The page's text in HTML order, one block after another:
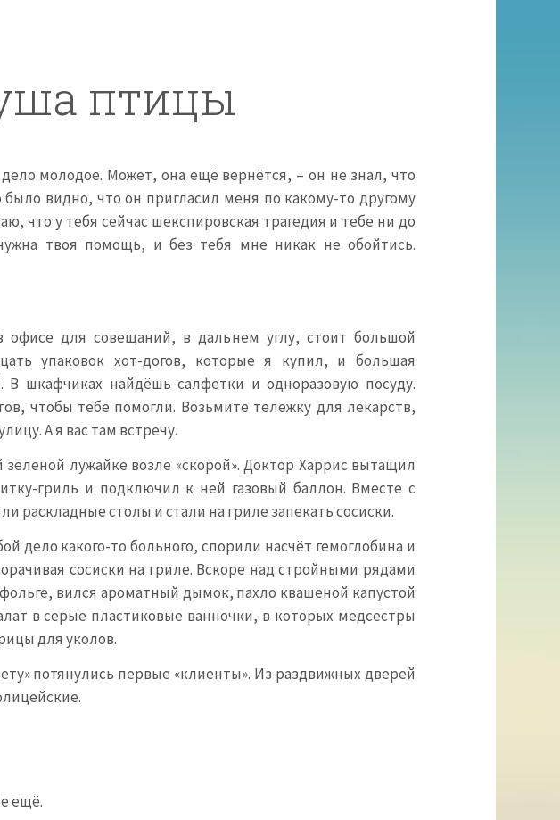
птицы
молодое. Может, она ещё вернётся, – он не знал, что
видно, что он пригласил меня по какому-то другому
что у тебя сейчас шекспировская трагедия и тебе ни до
твоя помощь, и без тебя мне никак не обойтись.
офисе для совещаний, в дальнем углу, стоит большой
упаковок хот-догов, которые я купил, и большая
В шкафчиках найдёшь салфетки и одноразовую посуду.
чтобы тебе помогли. Возьмите тележку для лекарств,
А я вас там встречу.
лужайке возле «скорой». Доктор Харрис вытащил
гриль и подключил к ней газовый баллон. Вместе с
раскладные столы и стали на гриле запекать сосиски.
дело какого-то больного, спорили насчёт гемоглобина и
сосиски на гриле. Вскоре над стройными рядами
вился ароматный дымок, пахло квашеной капустой
в серые пластиковые ванночки, в которых медсестры
для уколов.
потянулись первые «клиенты». Из раздвижных дверей
ещё.